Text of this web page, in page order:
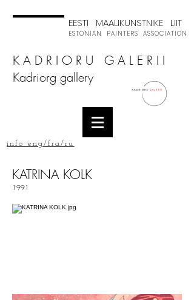
EESTI MAALIKUNSTNIKE LIIT
ESTONIAN PAINTERS ASSOCIATION
K A D R I O R U G A L E R I I
Kadriorg gallery
info eng/fra/ru
KATRINA KOLK
1991